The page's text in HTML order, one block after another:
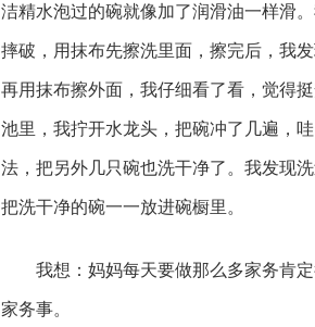
洁精水泡过的碗就像加了润滑油一样滑
摔破，用抹布先擦洗里面，擦完后，我
再用抹布擦外面，我仔细看了看，觉得
池里，我拧开水龙头，把碗冲了几遍，
法，把另外几只碗也洗干净了。我发现
把洗干净的碗一一放进碗橱里。
我想：妈妈每天要做那么多家务肯
家务事。